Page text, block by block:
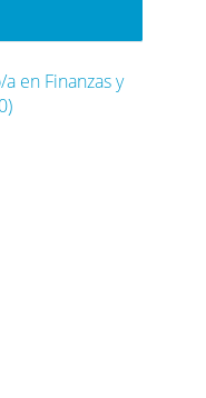
en Finanzas y